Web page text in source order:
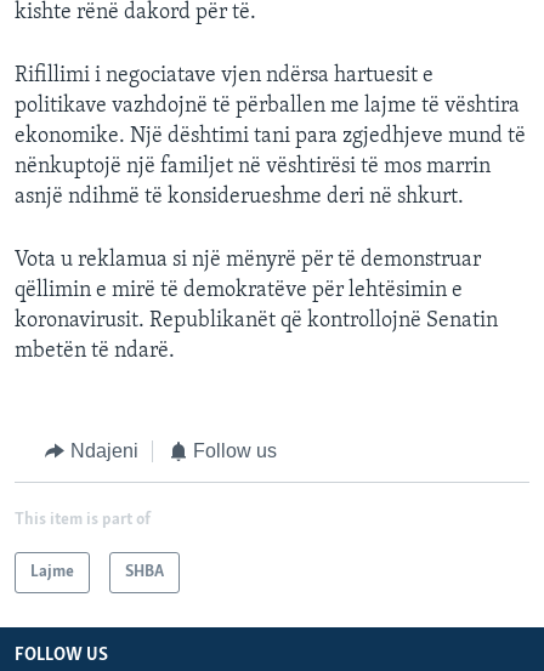
kishte rënë dakord për të.
Rifillimi i negociatave vjen ndërsa hartuesit e
politikave vazhdojnë të përballen me lajme të vështira
ekonomike. Një dështimi tani para zgjedhjeve mund të
nënkuptojë një familjet në vështirësi të mos marrin
asnjë ndihmë të konsiderueshme deri në shkurt.
Vota u reklamua si një mënyrë për të demonstruar
qëllimin e mirë të demokratëve për lehtësimin e
koronavirusit. Republikanët që kontrollojnë Senatin
mbetën të ndarë.
Ndajeni Follow us
This item is part of
Lajme SHBA
FOLLOW US